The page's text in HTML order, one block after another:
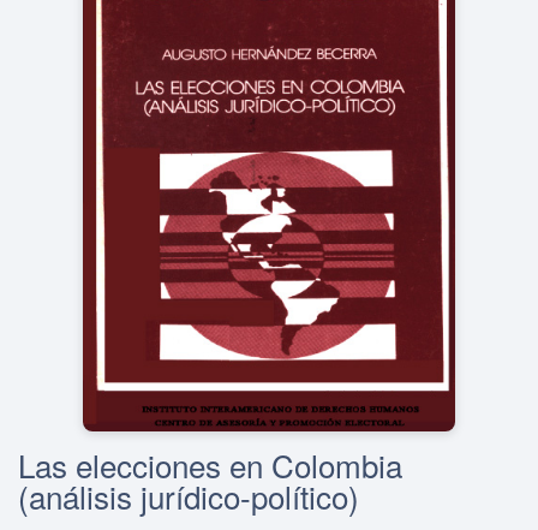
Las elecciones en Colombia
(análisis jurídico-político)